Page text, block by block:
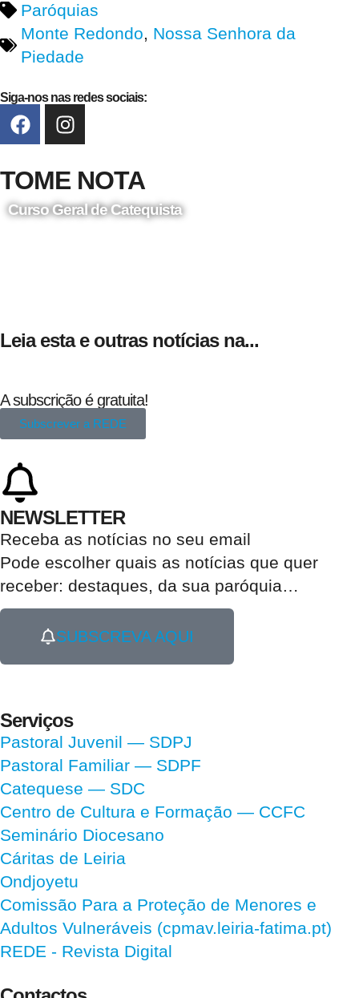
Paróquias
Monte Redondo, Nossa Senhora da
Piedade
Siga-nos nas redes sociais:
TOME NOTA
Curso Geral de Catequista
Leia esta e outras notícias na...
A subscrição é gratuita!
Subscrever a REDE
NEWSLETTER
Receba as notícias no seu email​
Pode escolher quais as notícias que quer
receber: destaques, da sua paróquia
SUBSCREVA AQUI
Serviços
Pastoral Juvenil — SDPJ
Pastoral Familiar — SDPF
Catequese — SDC
Centro de Cultura e Formação — CCFC
Seminário Diocesano
Cáritas de Leiria
Ondjoyetu
Comissão Para a Proteção de Menores e
Adultos Vulneráveis (cpmav.leiria-fatima.pt)
REDE - Revista Digital